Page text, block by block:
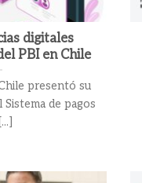
digitales
PBI en Chile
presentó su
de pagos